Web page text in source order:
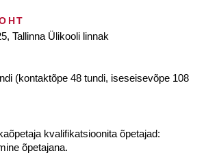
Tallinna Ülikooli linnak
(kontaktõpe 48 tundi, iseseisevõpe 108
kvalifikatsioonita õpetajad:
õpetajana.